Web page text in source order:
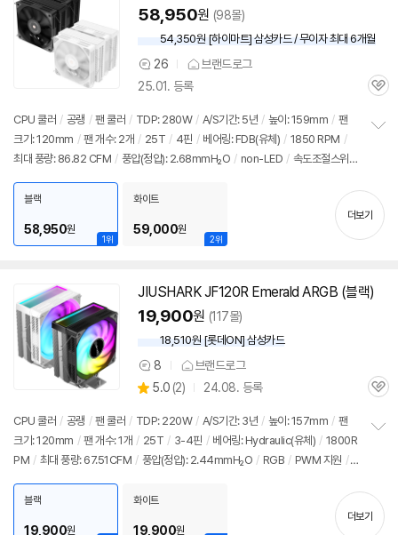
58,950원 (98몰)
54,350원 [하이마트] 삼성카드 / 무이자 최대 6개월
상
품
견
26
브랜드로그
25.01. 등록
관
CPU 쿨러 / 공랭 / 팬 쿨러 / TDP: 280W / A/S기간: 5년 / 높이: 159mm / 팬
크기: 120mm / 팬 개수: 2개 / 25T / 4핀 / 베어링: FDB(유체) / 1850 RPM /
최대 풍량: 86.82 CFM / 풍압(정압): 2.68mmH₂O / non-LED / 속도조절스위
기
1위
블랙
58,950원
2위
화이트
59,000원
더보기
JIUSHARKJF120R Emerald ARGB (블랙)
19,900원 (117몰)
18,510원 [롯데ON] 삼성카드
상
품
견
8 브랜드로그
별
점
5.0 (상
리
뷰
2) 24.08. 등록
관
CPU 쿨러 / 공랭 / 팬 쿨러 / TDP: 220W / A/S기간: 3년 / 높이: 157mm / 팬
크기: 120mm / 팬 개수: 1개 / 25T / 3-4핀 / 베어링: Hydraulic(유체) / 1800R
PM / 최대 풍량: 67.51CFM / 풍압(정압): 2.44mmH₂O / RGB / PWM 지원 / L
기
블랙
19,900원
화이트
19,900원
더보기